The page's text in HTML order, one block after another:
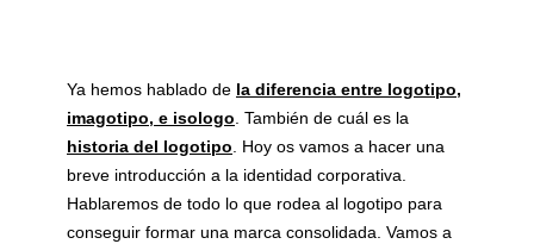
Ya hemos hablado de la diferencia entre logotipo,
imagotipo, e isologo. También de cuál es la
historia del logotipo. Hoy os vamos a hacer una
breve introducción a la identidad corporativa.
Hablaremos de todo lo que rodea al logotipo para
conseguir formar una marca consolidada. Vamos a